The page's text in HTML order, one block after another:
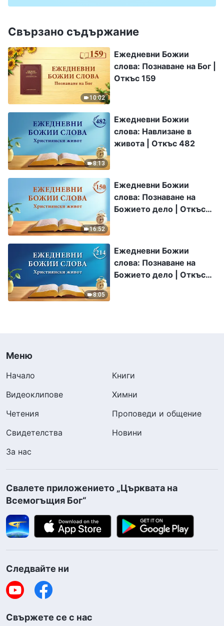
Свързано съдържание
10:02
Ежедневни Божии
слова: Познаване на Бог |
Откъс 159
8:13
Ежедневни Божии
слова: Навлизане в
живота | Откъс 482
16:52
Ежедневни Божии
слова: Познаване на
Божието дело | Откъс
8:05
Ежедневни Божии
слова: Познаване на
Божието дело | Откъс
Меню
Начало
Книги
Видеоклипове
Химни
Четения
Проповеди и общение
Свидетелства
Новини
За нас
Свалете приложението „Църквата на
Всемогъщия Бог“
Следвайте ни
Свържете се с нас